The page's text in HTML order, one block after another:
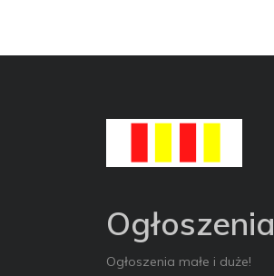
Ogłoszenia
Ogłoszenia małe i duże!